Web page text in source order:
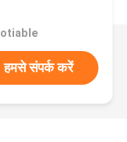
हमसे संपर्क करें